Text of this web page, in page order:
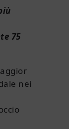
75
nei